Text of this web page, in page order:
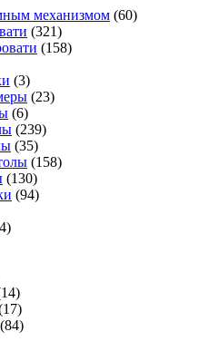
механизмом (60)
(321)
(158)
(3)
(23)
(6)
(239)
(35)
(158)
(130)
(94)
(84)